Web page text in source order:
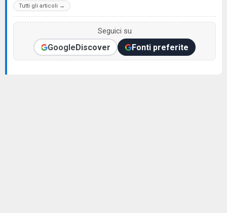
Tutti gli articoli →
Seguici su
GoogleDiscover Fonti preferite